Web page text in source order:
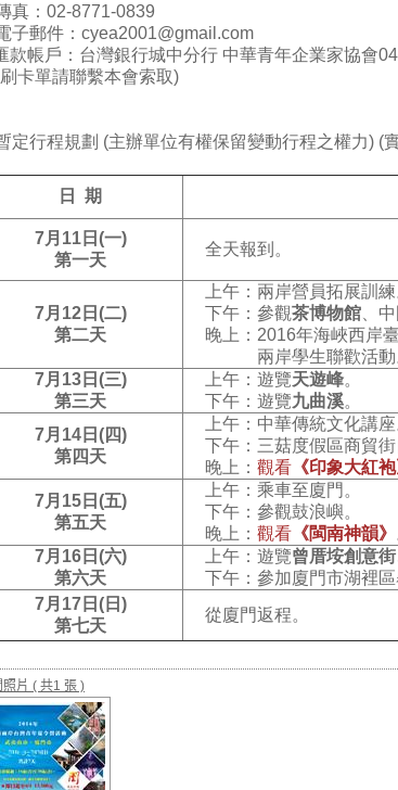
真：02-8771-0839
子郵件：cyea2001@gmail.com
款帳戶：台灣銀行城中分行 中華青年企業家協會
卡單請聯繫本會索取)
定行程規劃 (主辦單位有權保留變動行程之權力) (
日 期
7月11日(一)
第一天
全天報到。
7月12日(二)
第二天
上午：兩岸營員拓展訓練
下午：參觀茶博物館、
晚上：2016年海峽西岸
兩岸學生聯歡活動
7月13日(三)
第三天
上午：遊覽天遊峰。
下午：遊覽九曲溪。
7月14日(四)
第四天
上午：中華傳統文化講座
下午：三菇度假區商貿
晚上： 觀看《印象大紅袍
7月15日(五)
第五天
上午：乘車至廈門。
下午：參觀鼓浪嶼。
晚上： 觀看《閩南神韻》
7月16日(六)
第六天
上午：遊覽曾厝垵創意街
下午：參加廈門市湖裡
7月17日(日)
第七天
從廈門返程。
片 ( 共1 張 )